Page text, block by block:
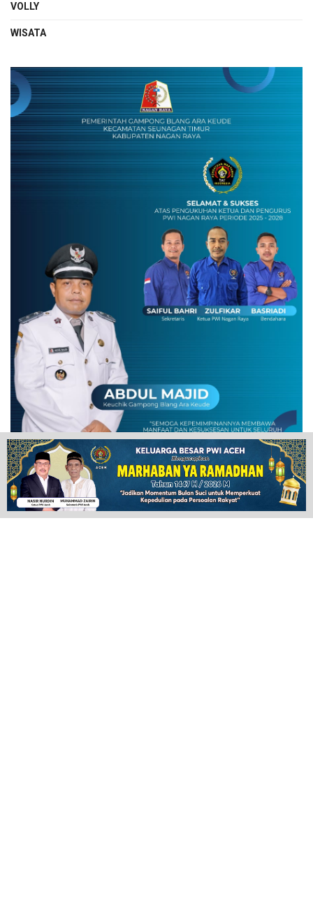
VOLLY
WISATA
POPULAR NEWS